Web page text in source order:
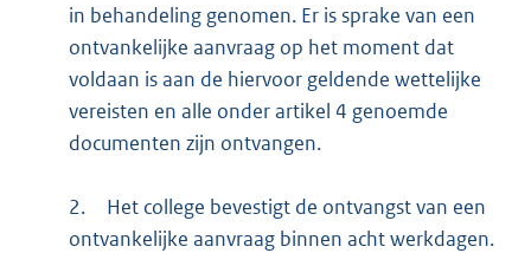
in behandeling genomen. Er is sprake van een
ontvankelijke aanvraag op het moment dat
voldaan is aan de hiervoor geldende wettelijke
vereisten en alle onder artikel 4 genoemde
documenten zijn ontvangen.
2.
Het college bevestigt de ontvangst van een
ontvankelijke aanvraag binnen acht werkdagen.